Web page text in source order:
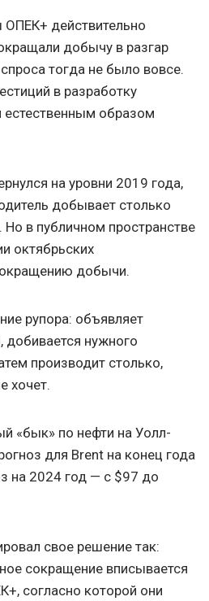
действительно
добычу в разгар
тогда не было вовсе.
в разработку
образом
на уровни 2019 года,
добывает столько
в публичном пространстве
октябрьских
добычи.
рупора: объявляет
нужного
производит столько,
хочет.
«бык» по нефти на Уолл-
для Brent на конец года
на 2024 год — c $97 до
свое решение так:
сокращение вписывается
согласно которой они